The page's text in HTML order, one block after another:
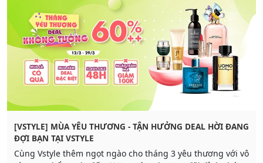
[VSTYLE] MÙA YÊU THƯƠNG - TẬN HƯỞNG DEAL HỜI ĐANG
ĐỢI BẠN TẠI VSTYLE
Cùng Vstyle thêm ngọt ngào cho tháng 3 yêu thương với vô